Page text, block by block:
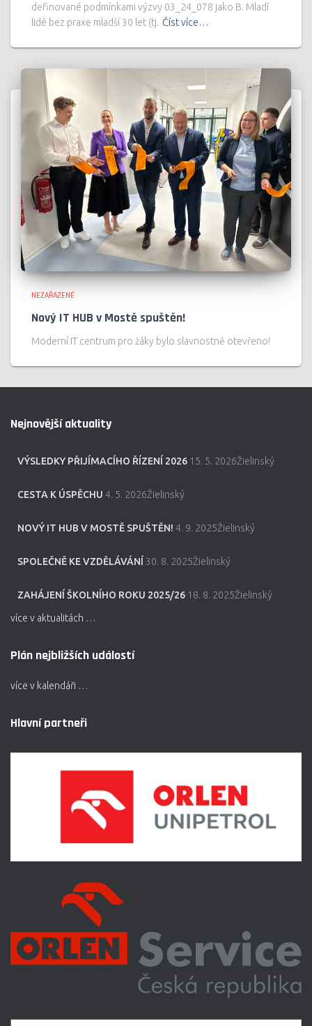
definované podmínkami výzvy 03_24_078 jako B. Mladí
lidé bez praxe mladší 30 let (tj. Číst více…
NEZAŘAZENÉ
Nový IT HUB v Mostě spuštěn!
Moderní IT centrum pro žáky bylo slavnostně otevřeno!
Nejnovější aktuality
VÝSLEDKY PŘIJÍMACÍHO ŘÍZENÍ 2026 15. 5. 2026Žielinský
CESTA K ÚSPĚCHU 4. 5. 2026Žielinský
NOVÝ IT HUB V MOSTĚ SPUŠTĚN! 4. 9. 2025Žielinský
SPOLEČNĚ KE VZDĚLÁVÁNÍ 30. 8. 2025Žielinský
ZAHÁJENÍ ŠKOLNÍHO ROKU 2025/26 18. 8. 2025Žielinský
více v aktualitách …
Plán nejbližších událostí
více v kalendáři …
Hlavní partneři